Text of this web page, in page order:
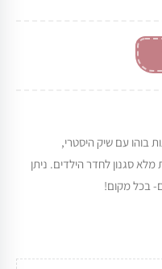
בוהו עם שיק היסטרי,
סגנון לחדר הילדים. ניתן
בכל מקום!